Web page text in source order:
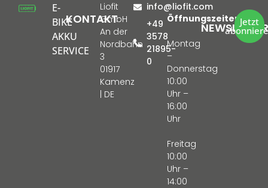
E-
BIKE
AKKU
SERVICE
KONTAKT
Liofit
GmbH
An der
Nordbahn
3
01917
Kamenz
| DE
info@liofit.com
+49
3578
21895-
0
Öffnungszeiten:
Montag
–
Donnerstag
10:00
Uhr –
16:00
Uhr
Freitag
10:00
Uhr –
14:00
NEWSLETTER
Jetzt